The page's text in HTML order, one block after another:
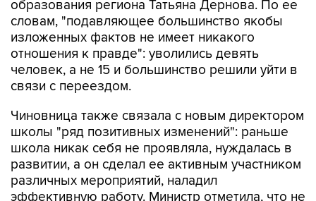
образования региона Татьяна Дернова. По ее
словам, "подавляющее большинство якобы
изложенных фактов не имеет никакого
отношения к правде": уволились девять
человек, а не 15 и большинство решили уйти в
связи с переездом.
Чиновница также связала с новым директором
школы "ряд позитивных изменений": раньше
школа никак себя не проявляла, нуждалась в
развитии, а он сделал ее активным участником
различных мероприятий, наладил
эффективную работу. Министр отметила, что не